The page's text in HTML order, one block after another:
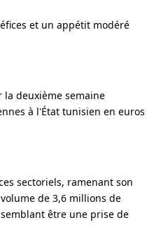
et un appétit modéré
la deuxième semaine
à l'État tunisien en euros
sectoriels, ramenant son
de 3,6 millions de
être une prise de